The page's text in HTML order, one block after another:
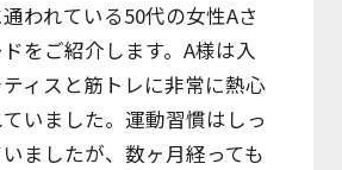
われている50代の女性Aさ
をご紹介します。A様は入
ィスと筋トレに非常に熱心
いました。運動習慣はしっ
ましたが、数ヶ月経っても